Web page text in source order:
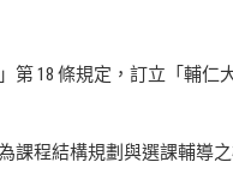
第 18 條規定，訂立「輔
課程結構規劃與選課輔導